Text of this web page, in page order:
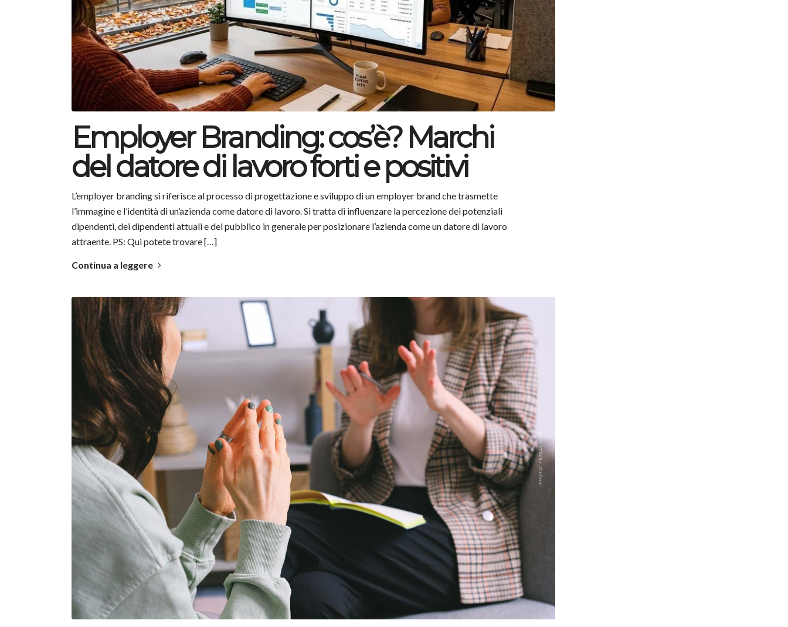
Employer Branding: cos’è? Marchi
del datore di lavoro forti e positivi
L’employer branding si riferisce al processo di progettazione e sviluppo di un employer brand che trasmette
l’immagine e l’identità di un’azienda come datore di lavoro. Si tratta di influenzare la percezione dei potenziali
dipendenti, dei dipendenti attuali e del pubblico in generale per posizionare l’azienda come un datore di lavoro
attraente. PS: Qui potete trovare […]
Continua a leggere